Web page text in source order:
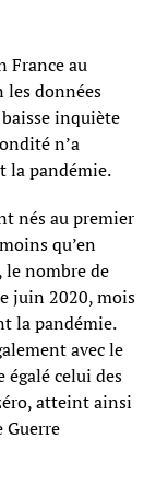
France au
les données
inquiète
n’a
la pandémie.
nés au premier
qu’en
le nombre de
juin 2020, mois
la pandémie.
avec le
égalé celui des
atteint ainsi
Guerre